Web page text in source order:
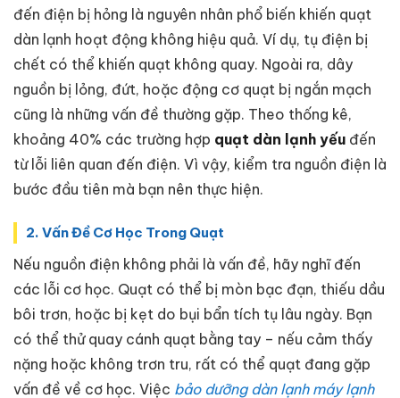
đến điện bị hỏng là nguyên nhân phổ biến khiến quạt
dàn lạnh hoạt động không hiệu quả. Ví dụ, tụ điện bị
chết có thể khiến quạt không quay. Ngoài ra, dây
nguồn bị lỏng, đứt, hoặc động cơ quạt bị ngắn mạch
cũng là những vấn đề thường gặp. Theo thống kê,
khoảng 40% các trường hợp quạt dàn lạnh yếu đến
từ lỗi liên quan đến điện. Vì vậy, kiểm tra nguồn điện là
bước đầu tiên mà bạn nên thực hiện.
2. Vấn Đề Cơ Học Trong Quạt
Nếu nguồn điện không phải là vấn đề, hãy nghĩ đến
các lỗi cơ học. Quạt có thể bị mòn bạc đạn, thiếu dầu
bôi trơn, hoặc bị kẹt do bụi bẩn tích tụ lâu ngày. Bạn
có thể thử quay cánh quạt bằng tay – nếu cảm thấy
nặng hoặc không trơn tru, rất có thể quạt đang gặp
vấn đề về cơ học. Việc bảo dưỡng dàn lạnh máy lạnh